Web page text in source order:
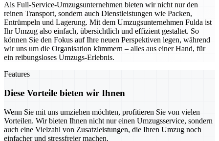
Als Full-Service-Umzugsunternehmen bieten wir nicht nur den
reinen Transport, sondern auch Dienstleistungen wie Packen,
Entrümpeln und Lagerung. Mit dem Umzugsunternehmen Fulda ist
Ihr Umzug also einfach, übersichtlich und effizient gestaltet. So
können Sie den Fokus auf Ihre neuen Perspektiven legen, während
wir uns um die Organisation kümmern – alles aus einer Hand, für
ein reibungsloses Umzugs-Erlebnis.
Features
Diese Vorteile bieten wir Ihnen
Wenn Sie mit uns umziehen möchten, profitieren Sie von vielen
Vorteilen. Wir bieten Ihnen nicht nur einen Umzugsservice, sondern
auch eine Vielzahl von Zusatzleistungen, die Ihren Umzug noch
einfacher und stressfreier machen.